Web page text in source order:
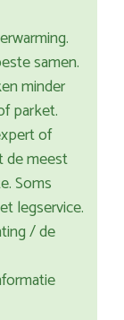
samen.
minder
parket.
of
de meest
Soms
legservice.
/ de